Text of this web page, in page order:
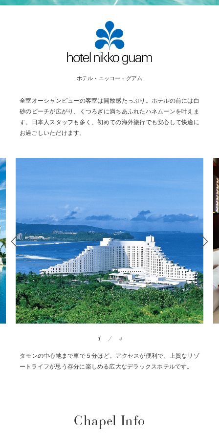
ホテル・ニッコー・グアム
全室オーシャンビューの客室は開放感たっぷり。ホテルの前には白
砂のビーチが広がり、くつろぎに満ちあふれたハネムーンを叶えま
す。日本人スタッフも多く、初めての海外旅行でも安心して快適に
お過ごしいただけます。
1 / 4
タモンの中心地まで車で５分ほど。アクセスが便利で、上質なリゾ
ートライフが思う存分に楽しめる広大なデラックスホテルです。
Chapel Info